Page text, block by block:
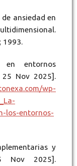
ansiedad en
1993.
en entornos
Nov 2025].
wp-
los-entornos-
y
Nov 2025].